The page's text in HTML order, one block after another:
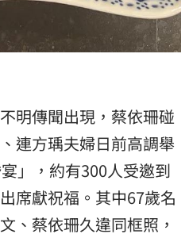
明傳聞出現，蔡依珊碰
連方瑀夫婦日前高調舉
」，約有300人受邀到
席獻祝福。其中67歲名
、蔡依珊久違同框照，